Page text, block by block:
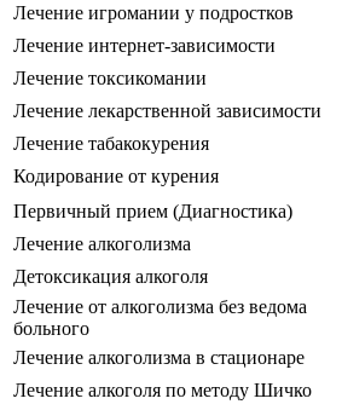
Лечение игромании у подростков
Лечение интернет-зависимости
Лечение токсикомании
Лечение лекарственной зависимости
Лечение табакокурения
Кодирование от курения
Первичный прием (Диагностика)
Лечение алкоголизма
Детоксикация алкоголя
Лечение от алкоголизма без ведома
больного
Лечение алкоголизма в стационаре
Лечение алкоголя по методу Шичко